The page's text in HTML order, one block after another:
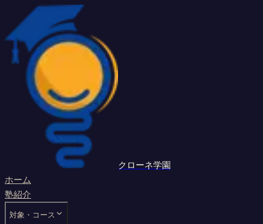
クローネ学園
ホーム
塾紹介
対象・コース